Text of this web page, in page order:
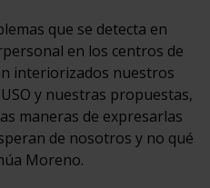
que se detecta en
en los centros de
interiorizados nuestros
y nuestras propuestas,
maneras de expresarlas
de nosotros y no qué
Moreno.